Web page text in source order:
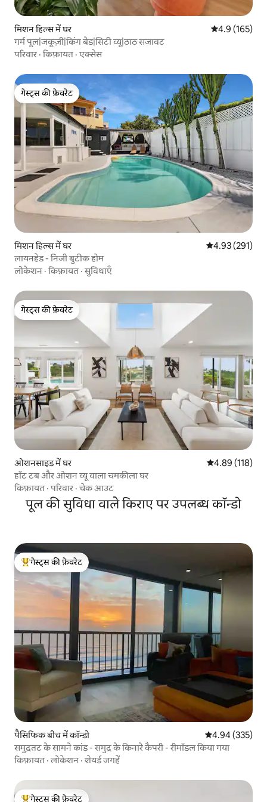
मिशन हिल्स में घर औसत रेटिंग 5 में
4.9 (165)
गर्म पूल|जकूज़ी|किंग बेड|सिटी व्यू|ठाठ सजावट
परिवार ·किफ़ायत ·एक्सेस
गेस्ट्स की फ़ेवरेट
गेस्ट्स की फ़ेवरेट
मिशन हिल्स में घर औसत रेटिंग 5 में से
4.93 (291)
लायनहेड - निजी बुटीक होम
लोकेशन ·किफ़ायत ·सुविधाएँ
गेस्ट्स की फ़ेवरेट
गेस्ट्स की फ़ेवरेट
ओशनसाइड में घर औसत रेटिंग 5 में से
4.89 (118)
हॉट टब और ओशन व्यू वाला चमकीला घर
किफ़ायत ·परिवार ·चेक आउट
पूल की सुविधा वाले किराए पर उपलब्ध कॉन्डो
गेस्ट्स का टॉप फ़ेवरेट
गेस्ट्स की फ़ेवरेट
पैसिफिक बीच में कॉन्डो औसत रेटिंग 5 में से
4.94 (335)
समुद्रतट के सामने कांड - समुद्र के किनारे कैपरी - रीमॉडल किया गया
किफ़ायत ·लोकेशन ·शेयर्ड जगहें
गेस्ट्स की फ़ेवरेट